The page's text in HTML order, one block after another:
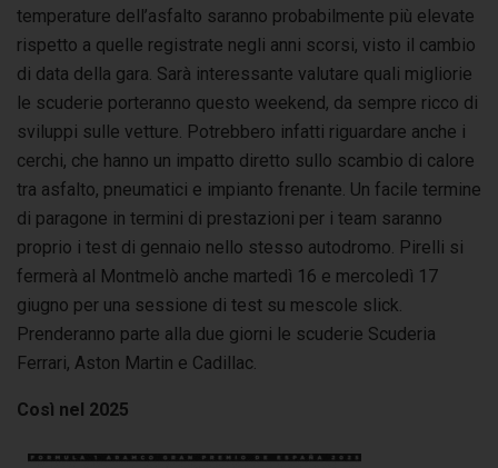
temperature dell’asfalto saranno probabilmente più elevate
rispetto a quelle registrate negli anni scorsi, visto il cambio
di data della gara. Sarà interessante valutare quali migliorie
le scuderie porteranno questo weekend, da sempre ricco di
sviluppi sulle vetture. Potrebbero infatti riguardare anche i
cerchi, che hanno un impatto diretto sullo scambio di calore
tra asfalto, pneumatici e impianto frenante. Un facile termine
di paragone in termini di prestazioni per i team saranno
proprio i test di gennaio nello stesso autodromo. Pirelli si
fermerà al Montmelò anche martedì 16 e mercoledì 17
giugno per una sessione di test su mescole slick.
Prenderanno parte alla due giorni le scuderie Scuderia
Ferrari, Aston Martin e Cadillac.
Così nel 2025